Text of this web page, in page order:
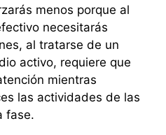
menos porque al
necesitarás
al tratarse de un
activo, requiere que
mientras
las actividades de las
fase.